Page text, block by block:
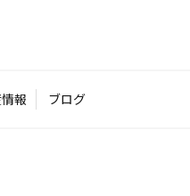
報 ブログ